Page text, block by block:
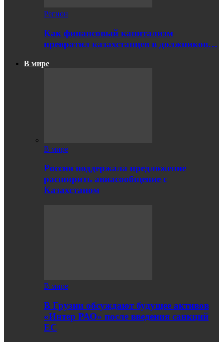
Регион
Как финансовый капитализм
превратил казахстанцев в должников…
В мире
В мире
Россия поддержала предложение
расширить авиасообщение с
Казахстаном
В мире
В Грузии обсуждают будущее активов
«Интер РАО» после введения санкций
ЕС